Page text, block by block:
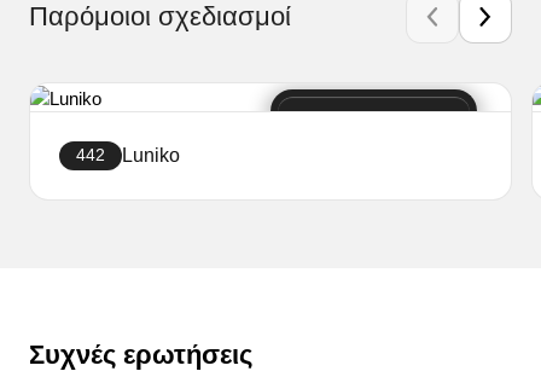
Παρόμοιοι σχεδιασμοί
442 Luniko
Συχνές ερωτήσεις